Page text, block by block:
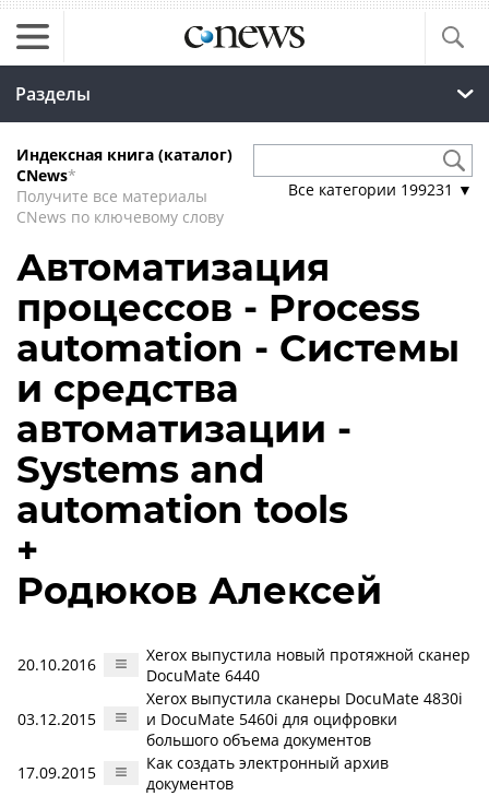
Разделы
Индексная книга (каталог)
CNews*
Получите все материалы
CNews по ключевому слову
Все категории 199231 ▼
Автоматизация
процессов - Process
automation - Системы
и средства
автоматизации -
Systems and
automation tools
+
Родюков Алексей
20.10.2016
Xerox выпустила новый протяжной сканер
DocuMate 6440
03.12.2015
Xerox выпустила сканеры DocuMate 4830i
и DocuMate 5460i для оцифровки
большого объема документов
17.09.2015
Как создать электронный архив
документов